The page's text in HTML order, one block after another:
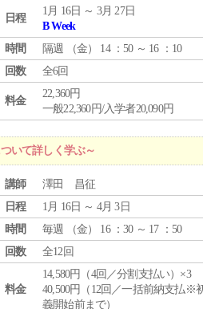
日程
1月 16日 ～ 3月 27日
B Week
時間
隔週 （金） 14 ：50 ～ 16 ：10
回数
全6回
料金
22,360円
一般22,360円/入学者20,090円
いて詳しく学ぶ～
講師
澤田 昌征
日程
1月 16日 ～ 4月 3日
時間
毎週 （金） 16 ：30 ～ 17 ：50
回数
全12回
料金
14,580円（4回／分割支払い）×3
40,500円（12回／一括前納支払※
義開始前まで）